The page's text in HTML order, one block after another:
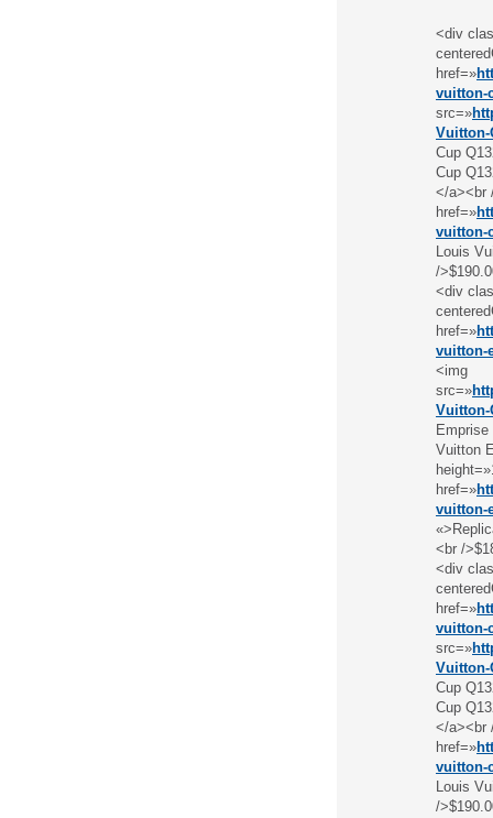
<div
href=»
vuitton-
src=»
Vuitton-
Cup
Cup
</a><br
href=»
vuitton-
Louis
/
<div
href=»
vuitton-
<img
src=»
Vuitton-
Vuitton
href=»
vuitton-
<br /
<div
href=»
vuitton-
src=»
Vuitton-
Cup
Cup
</a><br
href=»
vuitton-
Louis
/